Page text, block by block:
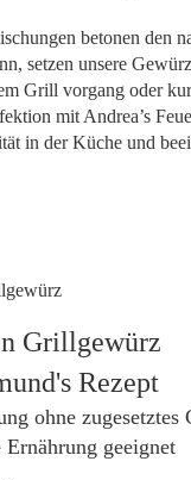
betonen den
setzen unsere
Grill vorgang oder
mit Andrea’s
in der Küche und
Grillgewürz
Rezept
ohne zugesetztes
geeignet